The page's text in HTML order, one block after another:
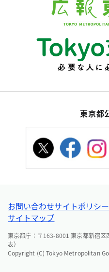
東京都
お問い合わせサイトポリシー
サイトマップ
東京都庁：〒163-8001 東京都新宿
表）
Copyright (C) Tokyo Metropolitan